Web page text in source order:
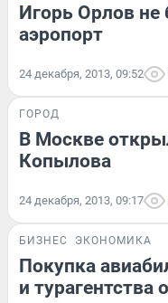
Игорь Орлов не
аэропорт
24 декабря, 2013, 09:52
ГОРОД
В Москве
Копылова
24 декабря, 2013, 09:17
БИЗНЕС ЭКОНОМИКА
Покупка
и турагентства